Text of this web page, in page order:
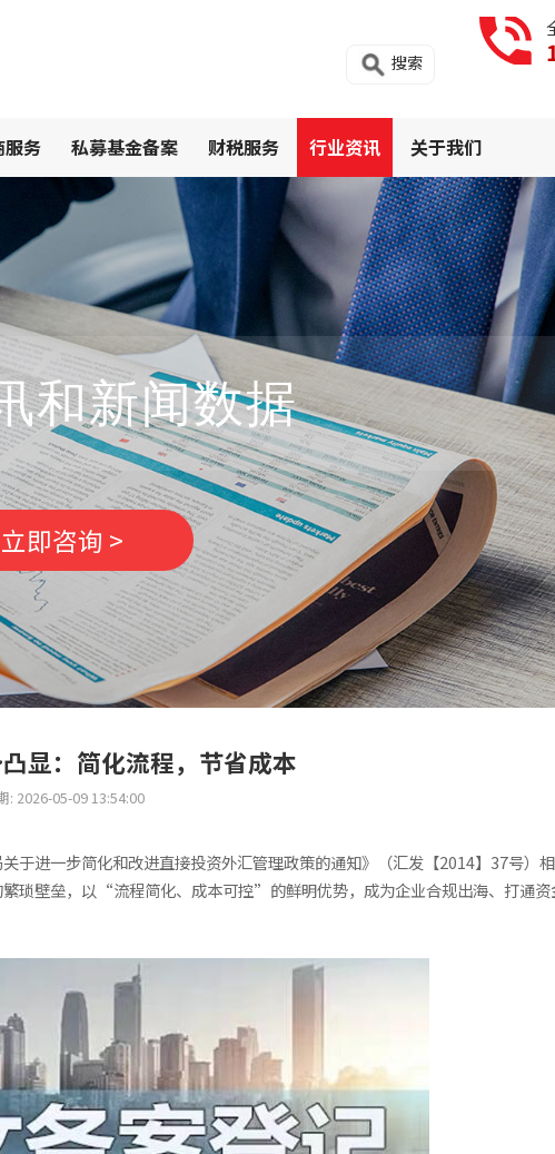
搜索
服务 私募基金备案 财税服务 行业资讯 关于我们
和新闻数据
立即咨询 >
显：简化流程，节省成本
: 2026-05-09 13:54:00
进一步简化和改进直接投资外汇管理政策的通知》（汇发【2014】37号）
琐壁垒，以“流程简化、成本可控”的鲜明优势，成为企业合规出海、打通